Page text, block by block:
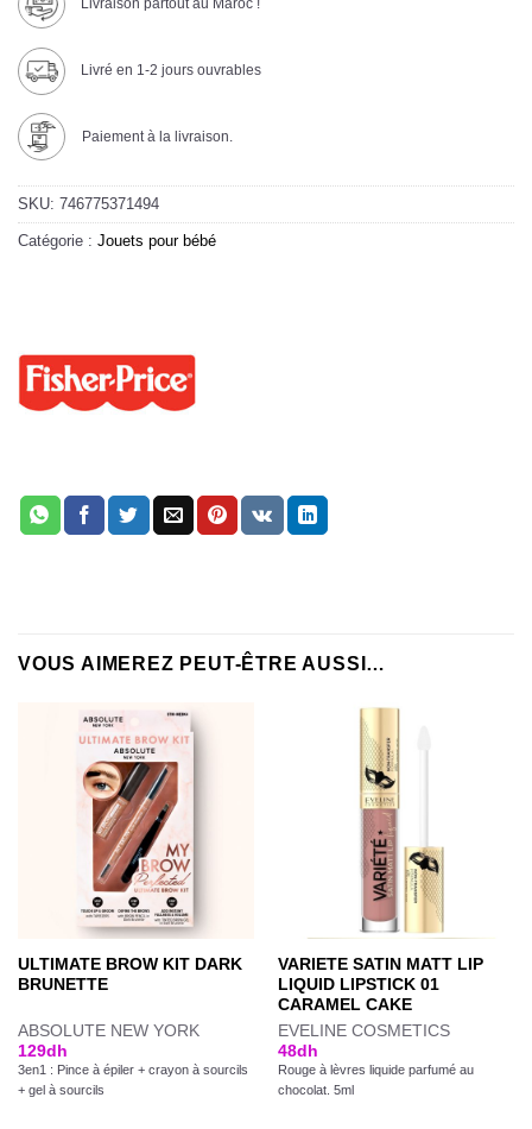
Livraison partout au Maroc !
Livré en 1-2 jours ouvrables
Paiement à la livraison.
SKU: 746775371494
Catégorie : Jouets pour bébé
VOUS AIMEREZ PEUT-ÊTRE AUSSI…
ULTIMATE BROW KIT DARK
BRUNETTE
ABSOLUTE NEW YORK
129dh
3en1 : Pince à épiler + crayon à sourcils
+ gel à sourcils
VARIETE SATIN MATT LIP
LIQUID LIPSTICK 01
CARAMEL CAKE
EVELINE COSMETICS
48dh
Rouge à lèvres liquide parfumé au
chocolat. 5ml